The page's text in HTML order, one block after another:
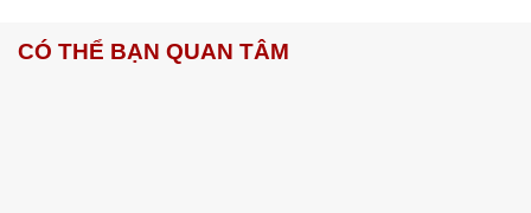
CÓ THỂ BẠN QUAN TÂM